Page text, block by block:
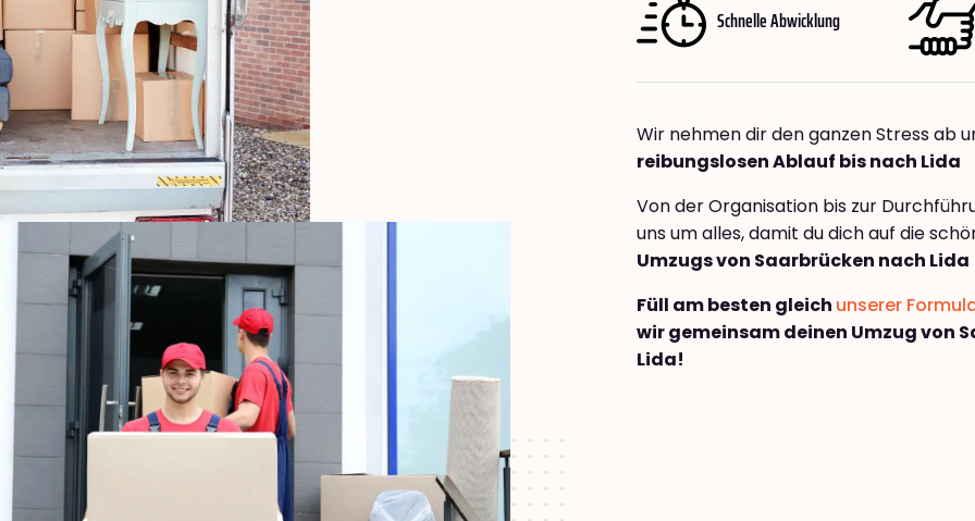
Schnelle Abwicklung
Wir nehmen dir den ganzen Stress ab
reibungslosen Ablauf bis nach Lida
Von der Organisation bis zur
uns um alles, damit du dich auf die
Umzugs von Saarbrücken nach Lida
Füll am besten gleich unserer
wir gemeinsam deinen Umzug von
Lida!